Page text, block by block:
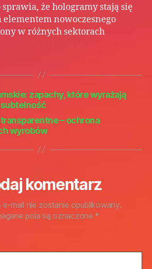
że hologramy stają się
nowoczesnego
w różnych sektorach
zapachy, które wyrażają
– ochrona
wyrobów
komentarz
e-mail nie zostanie opublikowany.
pola są oznaczone *